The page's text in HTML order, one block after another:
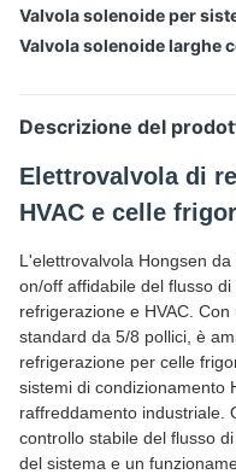
Valvola solenoide per
Valvola solenoide larghe
Descrizione del
Elettrovalvola di
HVAC e celle
L'elettrovalvola Hongsen
on/off affidabile del flusso
refrigerazione e HVAC.
standard da 5/8 pollici, è
refrigerazione per celle
sistemi di condizionamento
raffreddamento industriale.
controllo stabile del flusso
del sistema e un